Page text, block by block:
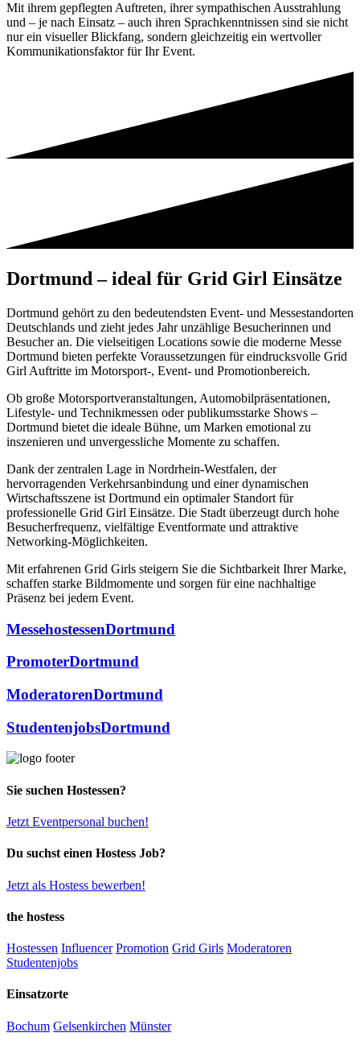
Mit ihrem gepflegten Auftreten, ihrer sympathischen Ausstrahlung
und – je nach Einsatz – auch ihren Sprachkenntnissen sind sie nicht
nur ein visueller Blickfang, sondern gleichzeitig ein wertvoller
Kommunikationsfaktor für Ihr Event.
Dortmund – ideal für Grid Girl Einsätze
Dortmund gehört zu den bedeutendsten Event- und Messestandorten
Deutschlands und zieht jedes Jahr unzählige Besucherinnen und
Besucher an. Die vielseitigen Locations sowie die moderne Messe
Dortmund bieten perfekte Voraussetzungen für eindrucksvolle Grid
Girl Auftritte im Motorsport-, Event- und Promotionbereich.
Ob große Motorsportveranstaltungen, Automobilpräsentationen,
Lifestyle- und Technikmessen oder publikumsstarke Shows –
Dortmund bietet die ideale Bühne, um Marken emotional zu
inszenieren und unvergessliche Momente zu schaffen.
Dank der zentralen Lage in Nordrhein-Westfalen, der
hervorragenden Verkehrsanbindung und einer dynamischen
Wirtschaftsszene ist Dortmund ein optimaler Standort für
professionelle Grid Girl Einsätze. Die Stadt überzeugt durch hohe
Besucherfrequenz, vielfältige Eventformate und attraktive
Networking-Möglichkeiten.
Mit erfahrenen Grid Girls steigern Sie die Sichtbarkeit Ihrer Marke,
schaffen starke Bildmomente und sorgen für eine nachhaltige
Präsenz bei jedem Event.
MessehostessenDortmund
PromoterDortmund
ModeratorenDortmund
StudentenjobsDortmund
Sie suchen Hostessen?
Jetzt Eventpersonal buchen!
Du suchst einen Hostess Job?
Jetzt als Hostess bewerben!
the hostess
Hostessen Influencer Promotion Grid Girls Moderatoren
Studentenjobs
Einsatzorte
Bochum Gelsenkirchen Münster